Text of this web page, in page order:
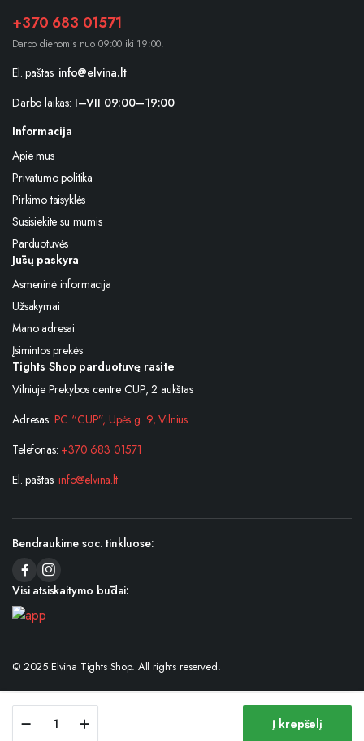
Fiore
Į krepšelį
+370 683 01571
Darbo dienomis nuo 09:00 iki 19:00.
El. paštas: info@elvina.lt
Darbo laikas: I–VII 09:00–19:00
Informacija
Apie mus
Privatumo politika
Pirkimo taisyklės
Susisiekite su mumis
Parduotuvės
Jūsų paskyra
Asmeninė informacija
Užsakymai
Mano adresai
Įsimintos prekės
Tights Shop parduotuvę rasite
Vilniuje Prekybos centre CUP, 2 aukštas
Adresas: PC “CUP”, Upės g. 9, Vilnius
Telefonas: +370 683 01571
El. paštas:info@elvina.lt
Bendraukime soc. tinkluose:
Visi atsiskaitymo būdai:
© 2025 Elvina Tights Shop. All rights reserved.